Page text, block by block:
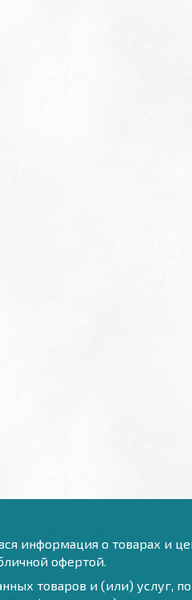
информация о товарах и
офертой.
товаров и (или) услуг,